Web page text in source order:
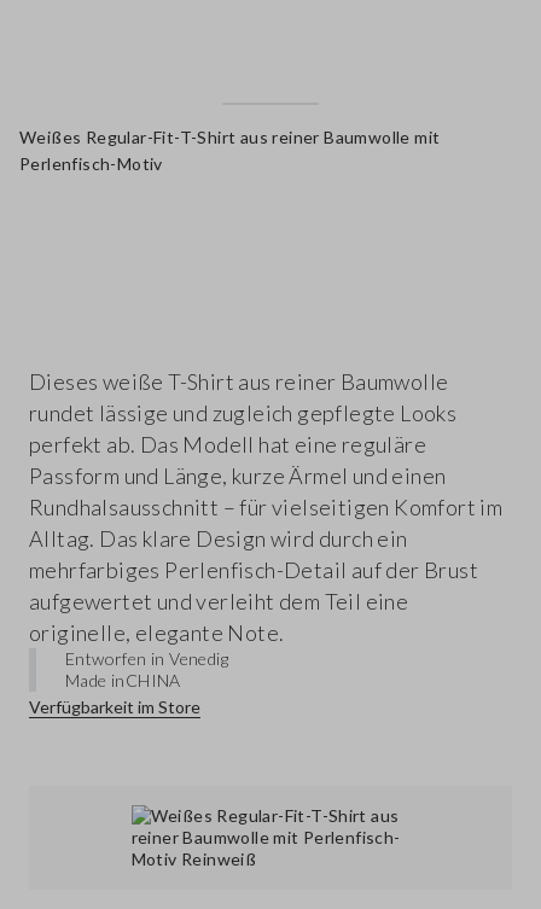
Weißes Regular-Fit-T-Shirt aus reiner Baumwolle mit
Perlenfisch-Motiv
Dieses weiße T-Shirt aus reiner Baumwolle
rundet lässige und zugleich gepflegte Looks
perfekt ab. Das Modell hat eine reguläre
Passform und Länge, kurze Ärmel und einen
Rundhalsausschnitt – für vielseitigen Komfort im
Alltag. Das klare Design wird durch ein
mehrfarbiges Perlenfisch-Detail auf der Brust
aufgewertet und verleiht dem Teil eine
originelle, elegante Note.
Entworfen in Venedig
Made inCHINA
Verfügbarkeit im Store